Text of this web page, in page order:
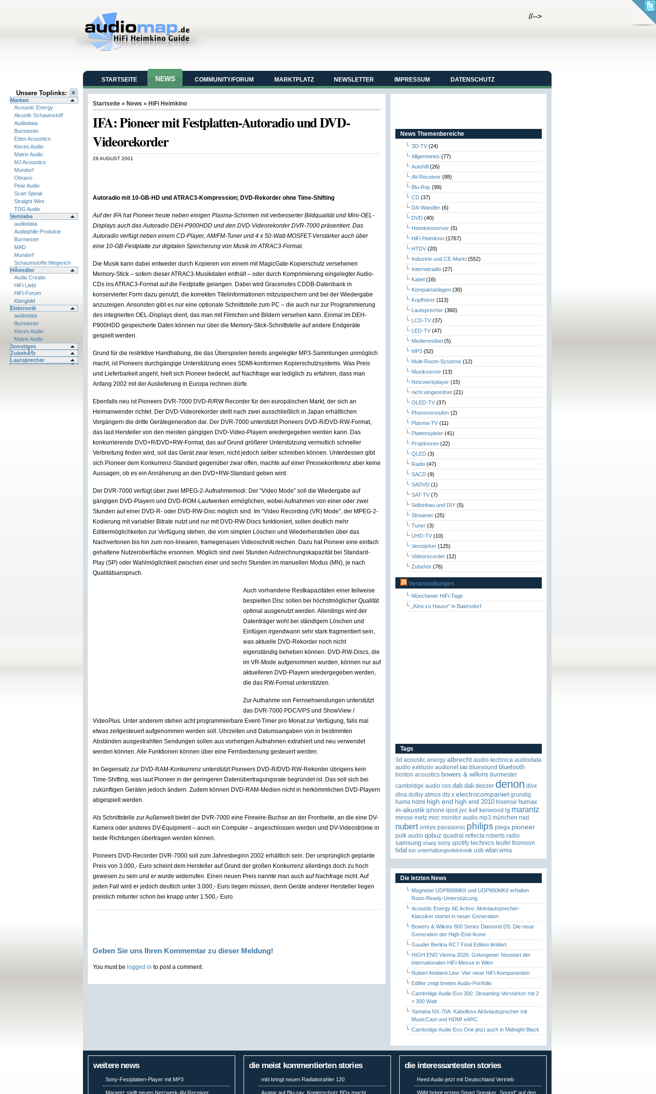
//-->
Unsere Toplinks:
Marken
Acoustic Energy
Akustik Schaumstoff
Audiodata
Burmester
Eden Acoustics
Keces Audio
Matrix Audio
MJ Acoustics
Mundorf
Obravo
Pear Audio
Scan Speak
Straight Wire
TDG Audio
Vertriebe
audiodata
Audiophile Produkte
Burmester
MAD
Mundorf
Schaumstoffe Wegerich
HÃ¤ndler
Audio Creativ
HiFi Liebl
HiFi-Forum
Klangbild
Elektronik
audiodata
Burmester
Keces Audio
Matrix Audio
Sonstiges
ZubehÃ¶r
Lautsprecher
STARTSEITE NEWS COMMUNITY/FORUM MARKTPLATZ NEWSLETTER IMPRESSUM DATENSCHUTZ
Startseite » News » HiFi Heimkino
IFA: Pioneer mit Festplatten-Autoradio und DVD-
Videorekorder
28 AUGUST 2001
Autoradio mit 10-GB-HD und ATRAC3-Kompression; DVD-Rekorder ohne Time-Shifting
Auf der IFA hat Pioneer heute neben einigen Plasma-Schirmen mit verbesserter Bildqualität und Mini-OEL-
Displays auch das Autoradio DEH-P900HDD und den DVD-Videorekorder DVR-7000 präsentiert. Das
Autoradio verfügt neben einem CD-Player, AM/FM-Tuner und 4 x 50-Watt-MOSFET-Verstärker auch über
eine 10-GB-Festplatte zur digitalen Speicherung von Musik im ATRAC3-Format.
Die Musik kann dabei entweder durch Kopieren von einem mit MagicGate-Kopierschutz versehenen
Memory-Stick – sofern dieser ATRAC3-Musikdaten enthält – oder durch Komprimierung eingelegter Audio-
CDs ins ATRAC3-Format auf die Festplatte gelangen. Dabei wird Gracenotes CDDB-Datenbank in
konservierter Form dazu genutzt, die korrekten Titelinformationen mitzuspeichern und bei der Wiedergabe
anzuzeigen. Ansonsten gibt es nur eine optionale Schnittstelle zum PC – die auch nur zur Programmierung
des integrierten OEL-Displays dient, das man mit Filmchen und Bildern versehen kann. Einmal im DEH-
P900HDD gespeicherte Daten können nur über die Memory-Stick-Schnittstelle auf andere Endgeräte
gespielt werden.
Grund für die restriktive Handhabung, die das Überspielen bereits angelegter MP3-Sammlungen unmöglich
macht, ist Pioneers durchgängige Unterstützung eines SDMI-konformen Kopierschutzsystems. Was Preis
und Lieferbarkeit angeht, hielt sich Pioneer bedeckt, auf Nachfrage war lediglich zu erfahren, dass man
Anfang 2002 mit der Auslieferung in Europa rechnen dürfe.
Ebenfalls neu ist Pioneers DVR-7000 DVD-R/RW Recorder für den europäischen Markt, der sich an
Heimanwender richtet. Der DVD-Videorekorder stellt nach zwei ausschließlich in Japan erhältlichen
Vorgängern die dritte Gerätegeneration dar. Der DVR-7000 unterstützt Pioneers DVD-R/DVD-RW-Format,
das laut Hersteller von den meisten gängigen DVD-Video-Playern wiedergegeben werden kann. Das
konkurrierende DVD+R/DVD+RW-Format, das auf Grund größerer Unterstützung vermutlich schneller
Verbreitung finden wird, soll das Gerät zwar lesen, nicht jedoch selber schreiben können. Unterdessen gibt
sich Pioneer dem Konkurrenz-Standard gegenüber zwar offen, machte auf einer Pressekonferenz aber keine
Aussagen, ob es ein Annäherung an den DVD+RW-Standard geben wird.
Der DVR-7000 verfügt über zwei MPEG-2-Aufnahmemodi: Der “Video Mode” soll die Wiedergabe auf
gängigen DVD-Playern und DVD-ROM-Laufwerken ermöglichen, wobei Aufnahmen von einer oder zwei
Stunden auf einer DVD-R- oder DVD-RW-Disc möglich sind. Im “Video Recording (VR) Mode”, der MPEG-2-
Kodierung mit variabler Bitrate nutzt und nur mit DVD-RW-Discs funktioniert, sollen deutlich mehr
Editiermöglichkeiten zur Verfügung stehen, die vom simplen Löschen und Wiederherstellen über das
Nachvertonen bis hin zum non-linearen, framegenauen Videoschnitt reichen. Dazu hat Pioneer eine einfach
gehaltene Nutzeroberfläche ersonnen. Möglich sind zwei Stunden Aufzeichnungskapazität bei Standard-
Play (SP) oder Wahlmöglichkeit zwischen einer und sechs Stunden im manuellen Modus (MN), je nach
Qualitätsanspruch.
Auch vorhandene Restkapazitäten einer teilweise
bespielten Disc sollen bei höchstmöglicher Qualität
optimal ausgenutzt werden. Allerdings wird der
Datenträger wohl bei ständigem Löschen und
Einfügen irgendwann sehr stark fragmentiert sein,
was aktuelle DVD-Rekorder noch nicht
eigenständig beheben können. DVD-RW-Discs, die
im VR-Mode aufgenommen wurden, können nur auf
aktuelleren DVD-Playern wiedergegeben werden,
die das RW-Format unterstützen.
Zur Aufnahme von Fernsehsendungen unterstützt
das DVR-7000 PDC/VPS und ShowView /
VideoPlus. Unter anderem stehen acht programmierbare Event-Timer pro Monat zur Verfügung, falls mal
etwas zeitgesteuert aufgenommen werden soll. Uhrzeiten und Datumsangaben von in bestimmten
Abständen ausgestrahlten Sendungen sollen aus vorherigen Aufnahmen extrahiert und neu verwendet
werden können. Alle Funktionen können über eine Fernbedienung gesteuert werden.
Im Gegensatz zur DVD-RAM-Konkurrenz unterstützt Pioneers DVD-R/DVD-RW-Rekorder übrigens kein
Time-Shifting, was laut Pioneer in der geringeren Datenübertragungsrate begründet ist. Das soll sich bei
zukünftigen Geräten jedoch ändern. Zudem können DVD-RAM-Medien nicht in herkömmlichen DVD-Playern
abgespielt werden.
Als Schnittstelle zur Außenwelt bietet der DVR-7000 eine Firewire-Buchse an der Frontseite, an die eine DV-
Kamera oder anderes DV-Equipment – auch ein Computer – angeschlossen werden und DV-Videoströme in
beide Richtungen übertragen werden können.
Pioneers DVD-Recorder DVR-7000 soll zum Jahresbeginn 2002 erhältlich sein. Der ursprünglich geplante
Preis von 3.000,- Euro scheint dem Hersteller auf Grund der großen Konkurrenz allerdings doch zu hoch
gewesen zu sein und er wurde widerrufen. Einen neuen Preis nannte man auch auf Nachfrage nicht. Auf
jeden Fall wird er jedoch deutlich unter 3.000,- Euro liegen müssen, denn Geräte anderer Hersteller liegen
preislich mitunter schon bei knapp unter 1.500,- Euro.
Geben Sie uns Ihren Kommemtar zu dieser Meldung!
You must be logged in to post a comment.
News Themenbereiche
3D-TV (24)
Allgemeines (77)
Autohifi (26)
AV-Receiver (88)
Blu-Ray (99)
CD (37)
DA-Wandler (6)
DVD (40)
Heimkinoserver (5)
HiFi Heimkino (1767)
HTDV (20)
Industrie und CE-Markt (552)
Internetradio (27)
Kabel (16)
Kompaktanlagen (30)
Kopfhörer (113)
Lautsprecher (360)
LCD-TV (37)
LED-TV (47)
Medienmöbel (5)
MP3 (52)
Multi-Room-Systeme (12)
Musikserver (13)
Netzwerkplayer (15)
nicht eingeordnet (21)
OLED-TV (37)
Phonovorstufen (2)
Plasma-TV (11)
Plattenspieler (41)
Projektoren (22)
QLED (3)
Radio (47)
SACD (9)
SADVD (1)
SAT-TV (7)
Selbstbau und DIY (5)
Streamer (25)
Tuner (3)
UHD-TV (10)
Verstärker (125)
Videorecorder (12)
Zubehör (76)
Veranstaltungen
Münchener HiFi-Tage
„Kino zu Hause“ in Baiersdorf
Tags
3d acoustic energy albrecht audio-technica audiodata
audio exklusiv audionet bild bluesound bluetooth
boston acoustics bowers & wilkins burmester
cambridge audio ces dab dali deezer denon divx
dlna dolby atmos dts:x electrocompaniet grundig
hama hdmi high end high end 2010 hisense humax
in-akustik iphone ipod jvc kef kenwood lg marantz
messe metz moc monitor audio mp3 münchen nad
nubert onkyo panasonic philips piega pioneer
polk audio qobuz quadral reflecta roberts radio
samsung sharp sony spotify technics teufel thomson
tidal ton unterhaltungselektronik usb wlan wma
Die letzten News
Magnetar UDP800MKII und UDP900MKII erhalten
Roon-Ready-Unterstützung
Acoustic Energy AE Active: Aktivlautsprecher-
Klassiker startet in neuer Generation
Bowers & Wilkins 800 Series Diamond D5: Die neue
Generation der High-End-Ikone
Gauder Berlina RC7 Final Edition limitiert
HIGH END Vienna 2026: Gelungener Neustart der
internationalen HiFi-Messe in Wien
Nubert Ambient Line: Vier neue HiFi-Komponenten
Edifier zeigt breites Audio-Portfolio
Cambridge Audio Evo 300: Streaming-Verstärker mit 2
× 300 Watt
Yamaha NX-70A: Kabellose Aktivlautsprecher mit
MusicCast und HDMI eARC
Cambridge Audio Evo One jetzt auch in Midnight Black
weitere news
Sony-Festplatten-Player mit MP3
Marantz stellt neuen Netzwerk-AV-Receiver
die meist kommentierten stories
mbl bringt neuen Radialstrahler 120
Avatar auf Blu-ray: Kopierschutz BD+ macht
die interessantesten stories
Heed Audio jetzt mit Deutschland Vertrieb
WiiM bringt ersten Smart Speaker „Sound“ auf den